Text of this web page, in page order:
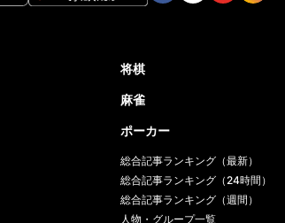
将棋
麻雀
ポーカー
総合記事ランキング（最新）
総合記事ランキング（24時間）
総合記事ランキング（週間）
人物・グループ一覧